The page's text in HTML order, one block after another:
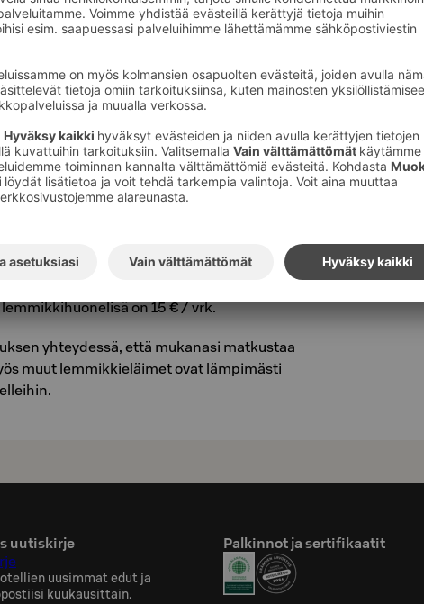
Hotelleihin koirasi on yhtä tervetullut
Friend ja Sokos Hotels -ketju huolehtivat
on onnistunut.
teitä odottaa tervetuliaiskassi, josta
kakkapusseja sekä tietopaketti
ja eläinlääkäripalveluista.
löytyy viihtyisiä ulkoilureittejä, kuten
rantareitti.
asiakas, lemmikkisi majoittuu
S-Card-etuihin oikeuttavalla hinnalla
S-Card on henkilökohtainen
jonka voit tilata osoitteesta
on 15 € / vrk.
yhteydessä, että mukanasi matkustaa
muut lemmikkieläimet ovat lämpimästi
uutiskirje
uusimmat edut ja
kuukausittain.
Palkinnot ja sertifikaatit